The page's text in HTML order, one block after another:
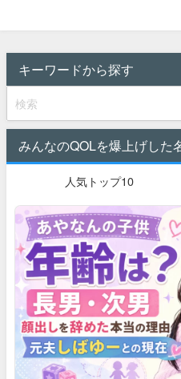
キーワードから探す
みんなのQOLを爆上げした
人気トップ10